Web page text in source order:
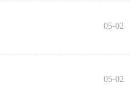
05-02
05-02